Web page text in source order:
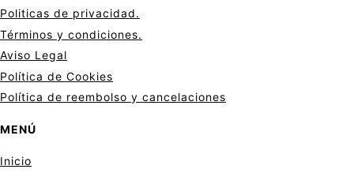
Politicas de privacidad.
Términos y condiciones.
Aviso Legal
Política de Cookies
Política de reembolso y cancelaciones
MENÚ
Inicio